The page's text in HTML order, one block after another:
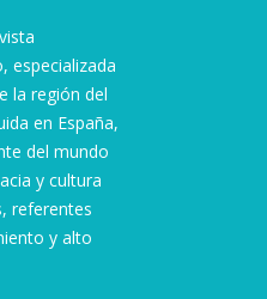
especializada
la región del
en España,
del mundo
y cultura
referentes
y alto